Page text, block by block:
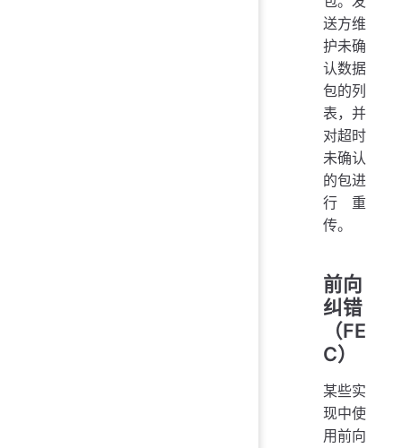
送方维
护未确
认数据
包的列
表，并
对超时
未确认
的包进
行重
传。
前向
纠错
（FE
C）
某些实
现中使
用前向